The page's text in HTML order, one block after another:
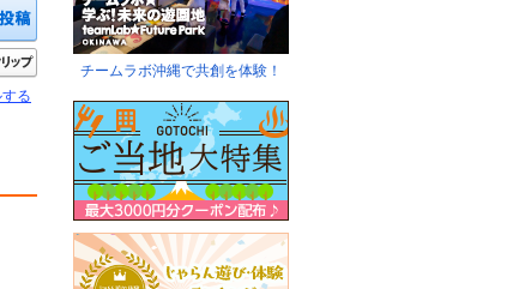
投稿する写真を投稿する
い
る
チームラボ沖縄で共創を体験！